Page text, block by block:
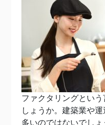
ファクタリングとい
しょうか。建築業や
多いのではないでしょ